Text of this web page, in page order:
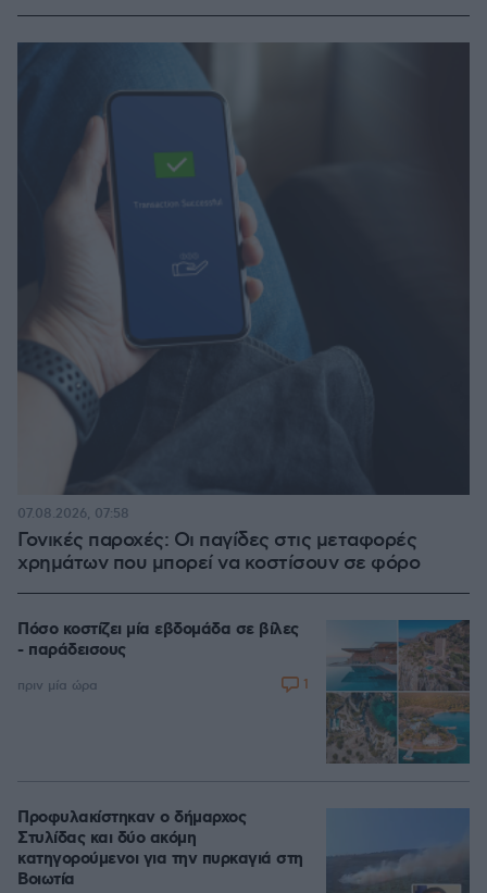
Γονικές παροχές: Οι παγίδες στις μεταφορές
χρημάτων που μπορεί να κοστίσουν σε φόρο
07.08.2026, 07:58
Πόσο κοστίζει μία εβδομάδα σε βίλες
- παράδεισους
πριν μία ώρα 1
Προφυλακίστηκαν ο δήμαρχος
Στυλίδας και δύο ακόμη
κατηγορούμενοι για την πυρκαγιά στη
Βοιωτία